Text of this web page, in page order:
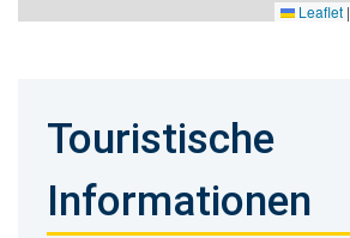
Leaflet |
Touristische
Informationen